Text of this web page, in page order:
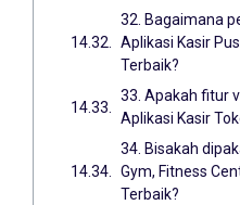
32. Bagaimana
Aplikasi Kasir
Terbaik?
33. Apakah fitur
Aplikasi Kasir
34. Bisakah
Gym, Fitness
Terbaik?